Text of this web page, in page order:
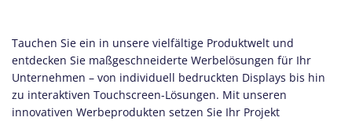
Tauchen Sie ein in unsere vielfältige Produktwelt und
entdecken Sie maßgeschneiderte Werbelösungen für Ihr
Unternehmen – von individuell bedruckten Displays bis hin
zu interaktiven Touchscreen-Lösungen. Mit unseren
innovativen Werbeprodukten setzen Sie Ihr Projekt